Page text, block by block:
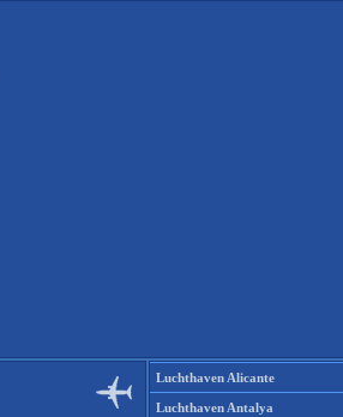
Luchthaven Alicante
Luchthaven Antalya